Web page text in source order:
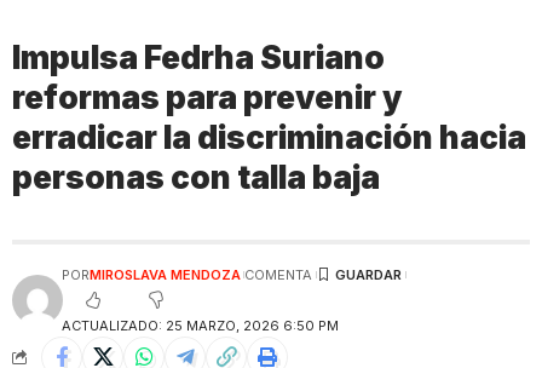
Impulsa Fedrha Suriano
reformas para prevenir y
erradicar la discriminación hacia
personas con talla baja
ACTUALIZADO: 25 MARZO, 2026 6:50 PM
PORMIROSLAVA MENDOZA COMENTA